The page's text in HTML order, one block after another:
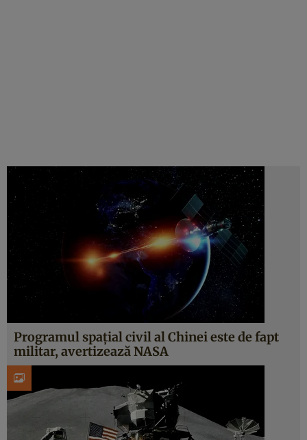
Programul spațial civil al Chinei este de fapt
militar, avertizează NASA